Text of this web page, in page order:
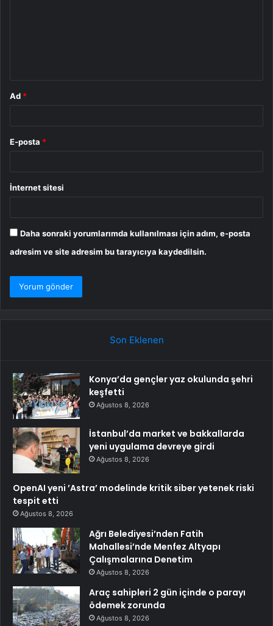
Ad *
E-posta *
İnternet sitesi
Daha sonraki yorumlarımda kullanılması için adım, e-posta
adresim ve site adresim bu tarayıcıya kaydedilsin.
Son Eklenen
Konya’da gençler yaz okulunda şehri
keşfetti
Ağustos 8, 2026
İstanbul’da market ve bakkallarda
yeni uygulama devreye girdi
Ağustos 8, 2026
OpenAI yeni ’Astra’ modelinde kritik siber yetenek riski
tespit etti
Ağustos 8, 2026
Ağrı Belediyesi’nden Fatih
Mahallesi’nde Menfez Altyapı
Çalışmalarına Denetim
Ağustos 8, 2026
Araç sahipleri 2 gün içinde o parayı
ödemek zorunda
Ağustos 8, 2026